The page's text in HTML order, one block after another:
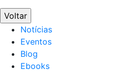
Voltar
Notícias
Eventos
Blog
Ebooks